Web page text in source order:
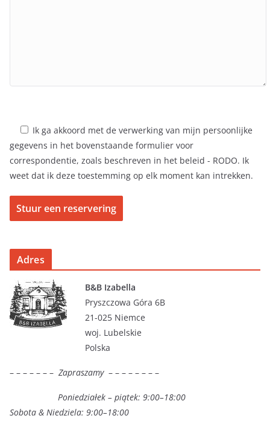
Ik ga akkoord met de verwerking van mijn persoonlijke
gegevens in het bovenstaande formulier voor
correspondentie, zoals beschreven in het beleid - RODO. Ik
weet dat ik deze toestemming op elk moment kan intrekken.
Adres
B&B Izabella
Pryszczowa Góra 6B
21-025 Niemce
woj. Lubelskie
Polska
– – – – – – – Zapraszamy – – – – – – – –
Poniedziałek – piątek: 9:00–18:00
Sobota & Niedziela: 9:00–18:00